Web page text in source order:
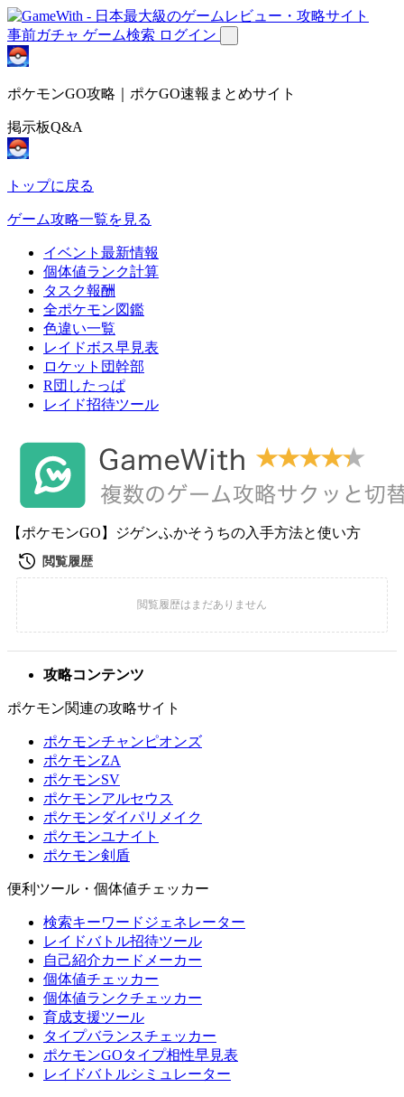
事前ガチャ ゲーム検索 ログイン
ポケモンGO攻略｜ポケGO速報まとめサイト
掲示板Q&A
トップに戻る
ゲーム攻略一覧を見る
イベント最新情報
個体値ランク計算
タスク報酬
全ポケモン図鑑
色違い一覧
レイドボス早見表
ロケット団幹部
R団したっぱ
レイド招待ツール
【ポケモンGO】ジゲンふかそうちの入手方法と使い方
攻略コンテンツ
ポケモン関連の攻略サイト
ポケモンチャンピオンズ
ポケモンZA
ポケモンSV
ポケモンアルセウス
ポケモンダイパリメイク
ポケモンユナイト
ポケモン剣盾
便利ツール・個体値チェッカー
検索キーワードジェネレーター
レイドバトル招待ツール
自己紹介カードメーカー
個体値チェッカー
個体値ランクチェッカー
育成支援ツール
タイプバランスチェッカー
ポケモンGOタイプ相性早見表
レイドバトルシミュレーター